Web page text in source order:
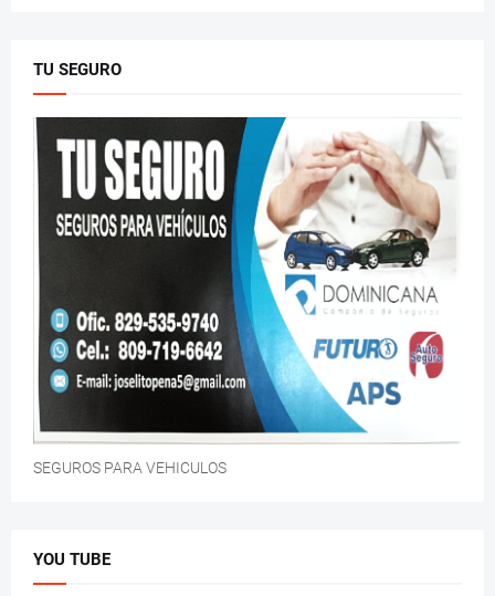
TU SEGURO
SEGUROS PARA VEHICULOS
YOU TUBE